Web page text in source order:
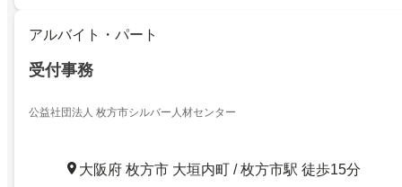
アルバイト・パート
受付事務
公益社団法人 枚方市シルバー人材センター
大阪府 枚方市 大垣内町 / 枚方市駅 徒歩15分